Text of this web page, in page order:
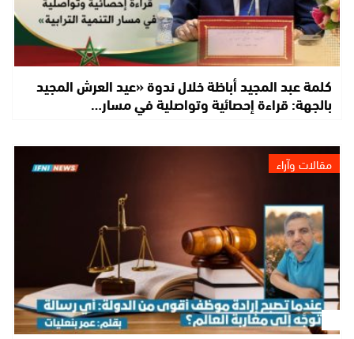
كلمة عبد المجيد أباظة خلال ندوة «عيد العرش المجيد
بالجهة: قراءة إحصائية وتواصلية في مسار…
مقالات وآراء